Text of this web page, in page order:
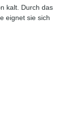
kalt. Durch das
eignet sie sich